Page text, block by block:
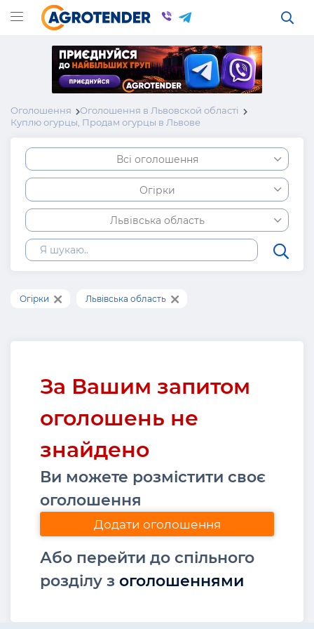
Оголошення
Оголошення в Львовской області
Куплю огурцы, Продам огурцы в Львове
Всі оголошення
Огірки
Львівська область
Огірки Львівська область
За Вашим запитом
оголошень не
знайдено
Ви можете розмістити своє
оголошення
Додати оголошення
Або перейти до спільного
розділу з оголошеннями